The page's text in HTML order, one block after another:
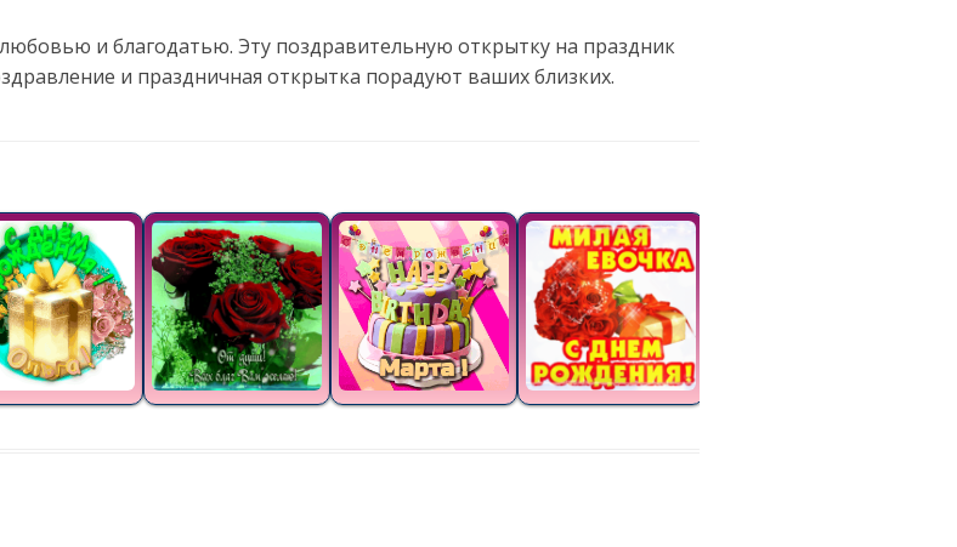
и благодатью. Эту поздравительную открытку на праздник
и праздничная открытка порадуют ваших близких.